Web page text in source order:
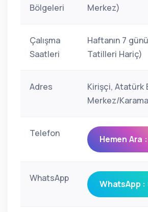
Bölgeleri
Merkez)
Çalışma
Saatleri
Haftanın 7
Tatilleri Hariç)
Adres
Kirişçi, Atatürk
Merkez/
Telefon
Hemen Ara
WhatsApp
WhatsApp :